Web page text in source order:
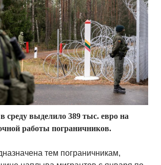
среду выделило 389 тыс. евро на
работы пограничников.
тем пограничникам,